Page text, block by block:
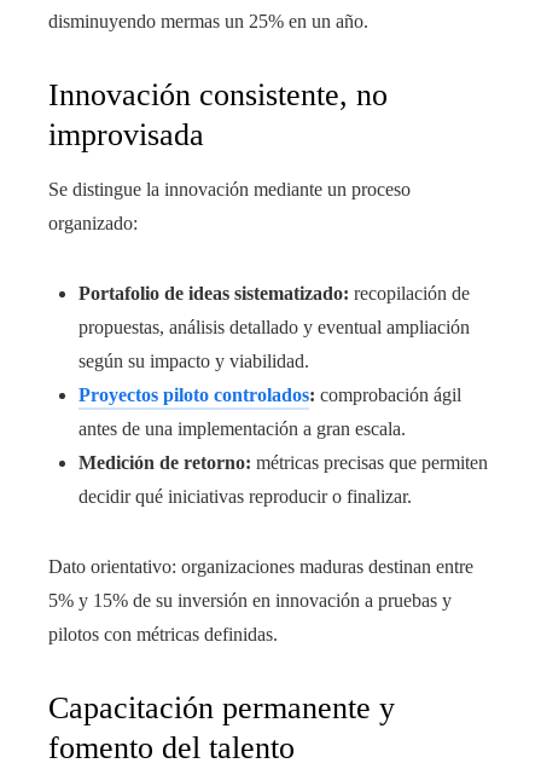
disminuyendo mermas un 25% en un año.
Innovación consistente, no
improvisada
Se distingue la innovación mediante un proceso
organizado:
Portafolio de ideas sistematizado: recopilación de
propuestas, análisis detallado y eventual ampliación
según su impacto y viabilidad.
Proyectos piloto controlados: comprobación ágil
antes de una implementación a gran escala.
Medición de retorno: métricas precisas que permiten
decidir qué iniciativas reproducir o finalizar.
Dato orientativo: organizaciones maduras destinan entre
5% y 15% de su inversión en innovación a pruebas y
pilotos con métricas definidas.
Capacitación permanente y
fomento del talento